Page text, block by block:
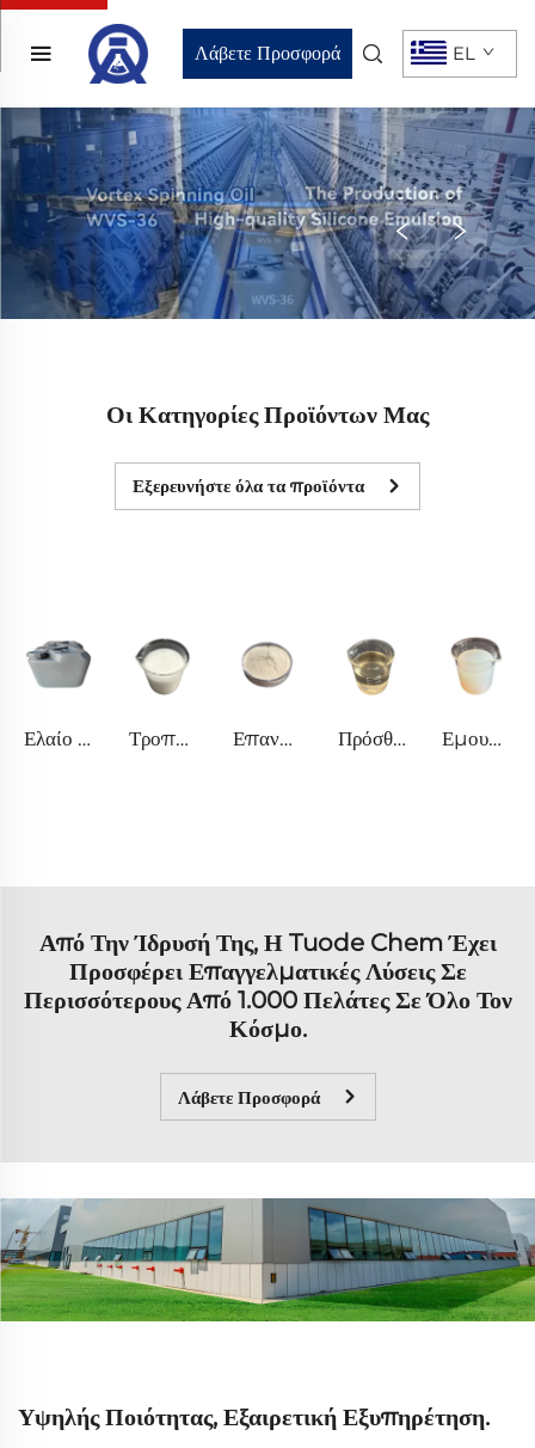
Λάβετε Προσφορά EL
Οι Κατηγορίες Προϊόντων Μας
Εξερευνήστε όλα τα προϊόντα
Ελαίο Περιστροφικής Περιστροφής Τροποποιητής Επαφής Υψηλής Κατηγορίας Δέρματος Επανάσχεση Μικροσφαιρίδια Πρόσθετα Δέρματος Εμουλγκς Σιλικώνης
Από Την Ίδρυσή Της, Η Tuode Chem Έχει
Προσφέρει Επαγγελματικές Λύσεις Σε
Περισσότερους Από 1.000 Πελάτες Σε Όλο Τον
Κόσμο.
Λάβετε Προσφορά
Υψηλής Ποιότητας, Εξαιρετική Εξυπηρέτηση.